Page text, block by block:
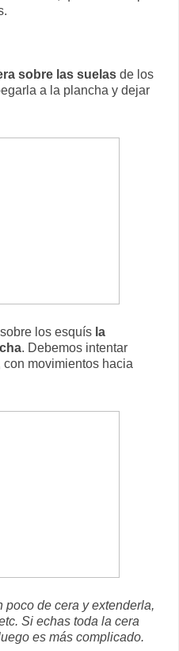
sobre las suelas de los
a la plancha y dejar
los esquís la
. Debemos intentar
movimientos hacia
poco de cera y extenderla,
Si echas toda la cera
es más complicado.